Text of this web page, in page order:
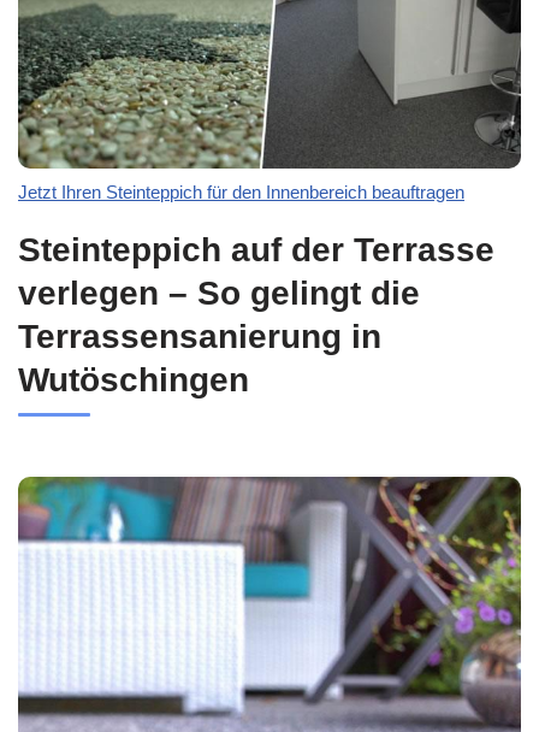
Jetzt Ihren Steinteppich für den Innenbereich beauftragen
Steinteppich auf der Terrasse
verlegen – So gelingt die
Terrassensanierung in
Wutöschingen